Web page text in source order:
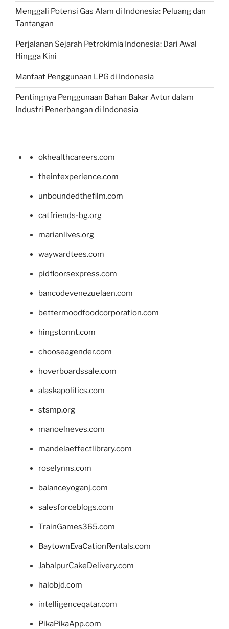
Menggali Potensi Gas Alam di Indonesia: Peluang dan
Tantangan
Perjalanan Sejarah Petrokimia Indonesia: Dari Awal
Hingga Kini
Manfaat Penggunaan LPG di Indonesia
Pentingnya Penggunaan Bahan Bakar Avtur dalam
Industri Penerbangan di Indonesia
okhealthcareers.com
theintexperience.com
unboundedthefilm.com
catfriends-bg.org
marianlives.org
waywardtees.com
pidfloorsexpress.com
bancodevenezuelaen.com
bettermoodfoodcorporation.com
hingstonnt.com
chooseagender.com
hoverboardssale.com
alaskapolitics.com
stsmp.org
manoelneves.com
mandelaeffectlibrary.com
roselynns.com
balanceyoganj.com
salesforceblogs.com
TrainGames365.com
BaytownEvaCationRentals.com
JabalpurCakeDelivery.com
halobjd.com
intelligenceqatar.com
PikaPikaApp.com